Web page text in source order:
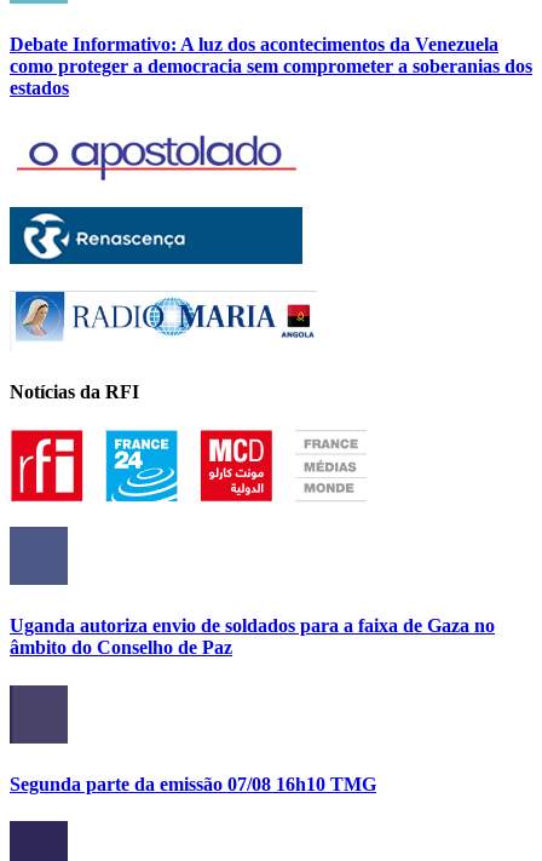
Debate Informativo: A luz dos acontecimentos da Venezuela
como proteger a democracia sem comprometer a soberanias dos
estados
Notícias da RFI
Uganda autoriza envio de soldados para a faixa de Gaza no
âmbito do Conselho de Paz
Segunda parte da emissão 07/08 16h10 TMG